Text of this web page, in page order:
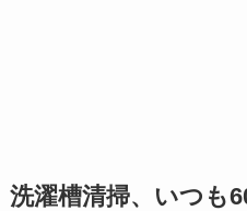
洗濯槽清掃、いつも